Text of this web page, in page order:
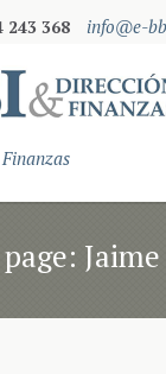
243 368 info@e-